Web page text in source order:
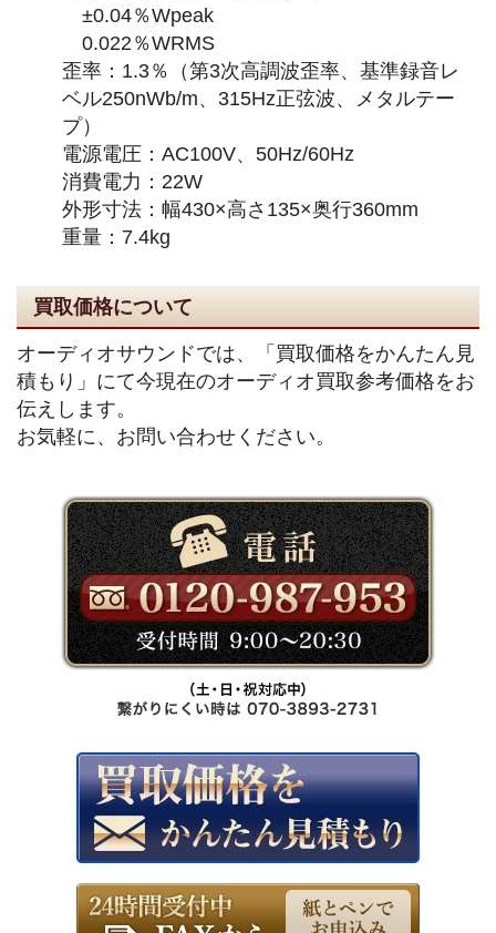
±0.04％Wpeak
0.022％WRMS
歪率：1.3％（第3次高調波歪率、基準録音レ
ベル250nWb/m、315Hz正弦波、メタルテー
プ）
電源電圧：AC100V、50Hz/60Hz
消費電力：22W
外形寸法：幅430×高さ135×奥行360mm
重量：7.4kg
買取価格について
オーディオサウンドでは、「買取価格をかんたん見
積もり」にて今現在のオーディオ買取参考価格をお
伝えします。
お気軽に、お問い合わせください。